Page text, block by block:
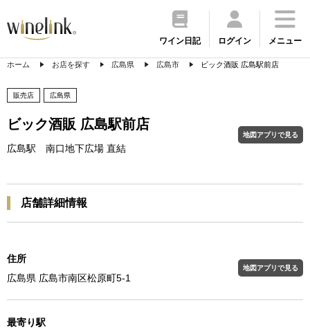
ワイン日記 ログイン メニュー
ホーム お店を探す 広島県 広島市 ビック酒販 広島駅前店
販売店 広島県
ビック酒販 広島駅前店
広島駅 南口地下広場 直結
地図アプリで見る
店舗詳細情報
住所
広島県 広島市南区松原町5-1
地図アプリで見る
最寄り駅